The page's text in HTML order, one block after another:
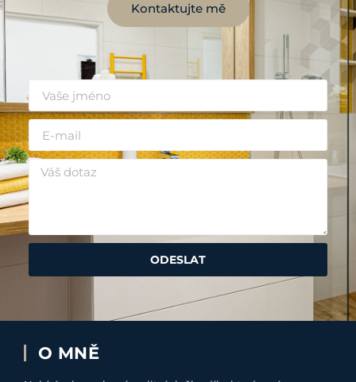
Kontaktujte mě
ODESLAT
O MNĚ